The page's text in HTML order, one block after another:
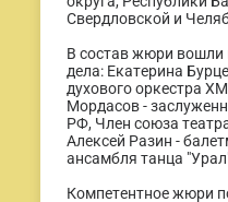
Свердловской и
В состав жюри вошли
дела: Екатерина
духового оркестра
Мордасов -
РФ, Член союза
Алексей Разин -
ансамбля танца
Компетентное жюри